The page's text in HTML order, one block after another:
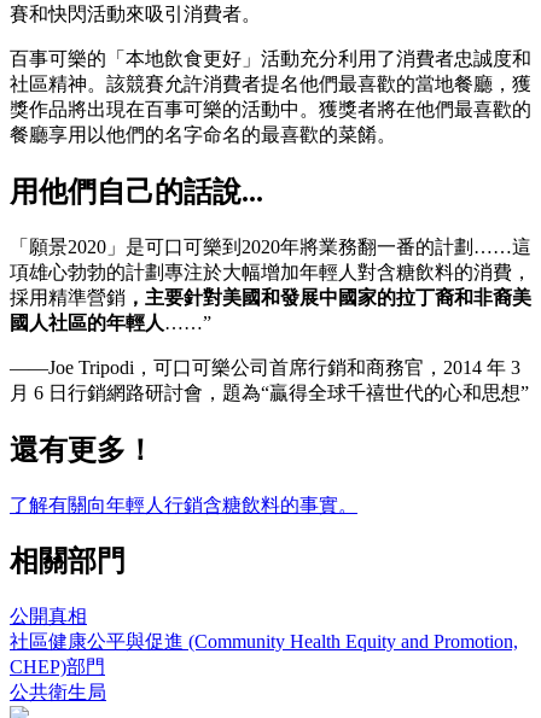
賽和快閃活動來吸引消費者。
百事可樂的「本地飲食更好」活動充分利用了消費者忠誠度和
社區精神。該競賽允許消費者提名他們最喜歡的當地餐廳，獲
獎作品將出現在百事可樂的活動中。獲獎者將在他們最喜歡的
餐廳享用以他們的名字命名的最喜歡的菜餚。
用他們自己的話說...
「願景2020」是可口可樂到2020年將業務翻一番的計劃……這
項雄心勃勃的計劃專注於大幅增加年輕人對含糖飲料的消費，
採用精準營銷 ，主要針對美國和發展中國家的拉丁裔和非裔美
國人社區的年輕人……”
——Joe Tripodi，可口可樂公司首席行銷和商務官，2014 年 3
月 6 日行銷網路研討會，題為“贏得全球千禧世代的心和思想”
還有更多！
了解有關向年輕人行銷含糖飲料的事實。
相關部門
公開真相
社區健康公平與促進 (Community Health Equity and Promotion,
CHEP)部門
公共衛生局